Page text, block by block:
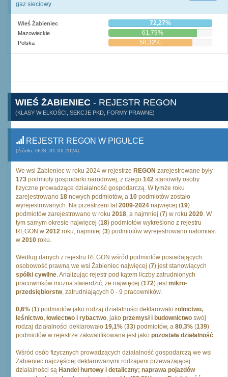
gaz sieciowy
Wieś Żabieniec 72,27%
Mazowieckie 61,79%
Polska 58,32%
WIEŚ ŻABIENIEC - REJESTR REGON
(KLASY WIELKOŚCI, SEKCJE PKD, FORMY PRAWNE)
REJESTR REGON W PIGUŁCE
(Źródło: GUS, 31.XII.2024)
We wsi Żabieniec w roku 2024 w rejestrze REGON zarejestrowane były
173 podmioty gospodarki narodowej, z czego 142 stanowiły osoby
fizyczne prowadzące działalność gospodarczą. W tymże roku
zarejestrowano 18 nowych podmiotów, a 10 podmiotów zostało
wyrejestrowanych. Na przestrzeni lat2009-2024 najwięcej (19)
podmiotów zarejestrowano w roku 2018, a najmniej (7) w roku 2020. W
tym samym okresie najwięcej (18) podmiotów wykreślono z rejestru
REGON w 2012 roku, najmniej (3) podmiotów wyrejestrowano natomiast
w 2010 roku.
Według danych z rejestru REGON wśród podmiotów posiadających
osobowość prawną we wsi Żabieniec najwięcej (7) jest stanowiących
spólki cywilne. Analizując rejestr pod kątem liczby zatrudnionych
pracowników można stwierdzić, że najwięcej (172) jestmikro-
przedsiębiorstw, zatrudniających 0 - 9 pracowników.
0,6% (1) podmiotów jako rodzaj działalności deklarowało rolnictwo,
leśnictwo, łowiectwo i rybactwo, jako przemysł i budownictwo swój
rodzaj działalności deklarowało 19,1% (33) podmiotów, a 80,3% (139)
podmiotów w rejestrze zakwalifikowana jest jako pozostała działalność.
Wśród osób fizycznych prowadzących działalność gospodarczą we wsi
Żabieniec najczęściej deklarowanymi rodzajami przeważającej
działalności są Handel hurtowy i detaliczny; naprawa pojazdów